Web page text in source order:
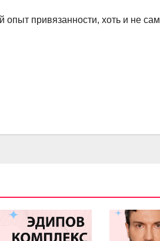
опыт привязанности, хоть и не